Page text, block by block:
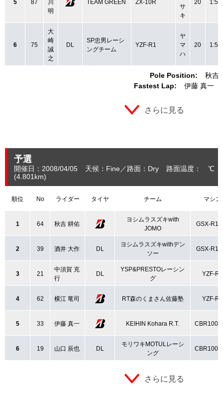
Pole Position:
秋吉
Fastest Lap:
伊藤 真一
5 87
川
明
TEAM GREEN ZX-10R
サ
キ
20
6 75
大
崎
誠
之
DL
SP忠男レーシ
ングチーム
YZF-R1
ヤ
マ
ハ
20
さらに見る
予選
開催日：2008/04/05 天候：Fine 路面：Dry
路面温度： ℃
(4.801 km)
順位 No ライダー タイヤ チーム マシン
1 64 秋吉 耕佑
ヨシムラスズキwith
JOMO
GSX-
2 39 酒井 大作 DL
ヨシムラスズキwithデン
ソー
GSX-
3 21
中須賀 克
行
DL
YSP&PRESTOレーシン
グ
YZF-R1
4 62 横江 竜司 RT森のくまさん佐藤塾 YZF-R1
5 33 伊藤 真一 KEIHIN Kohara R.T.
6 19 山口 辰也 DL
モリワキMOTULレーシ
ング
さらに見る